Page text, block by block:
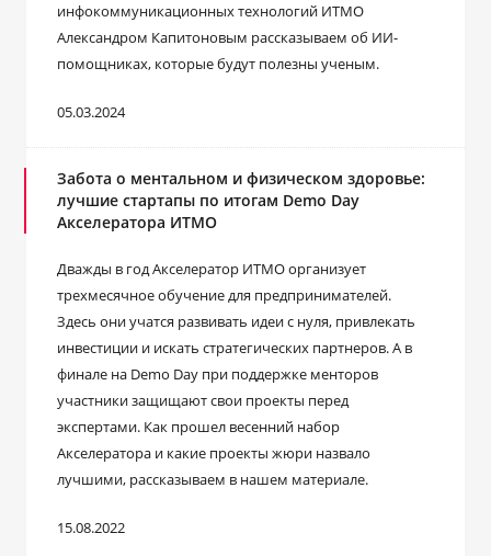
инфокоммуникационных технологий ИТМО
Александром Капитоновым рассказываем об ИИ-
помощниках, которые будут полезны ученым.
05.03.2024
Забота о ментальном и физическом здоровье:
лучшие стартапы по итогам Demo Day
Акселератора ИТМО
Дважды в год Акселератор ИТМО организует
трехмесячное обучение для предпринимателей.
Здесь они учатся развивать идеи с нуля, привлекать
инвестиции и искать стратегических партнеров. А в
финале на Demo Day при поддержке менторов
участники защищают свои проекты перед
экспертами. Как прошел весенний набор
Акселератора и какие проекты жюри назвало
лучшими, рассказываем в нашем материале.
15.08.2022